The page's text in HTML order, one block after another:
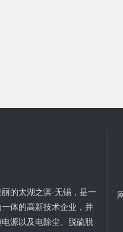
的太湖之滨-无锡，是一
体的高新技术企业，并
源以及电除尘、脱硫脱